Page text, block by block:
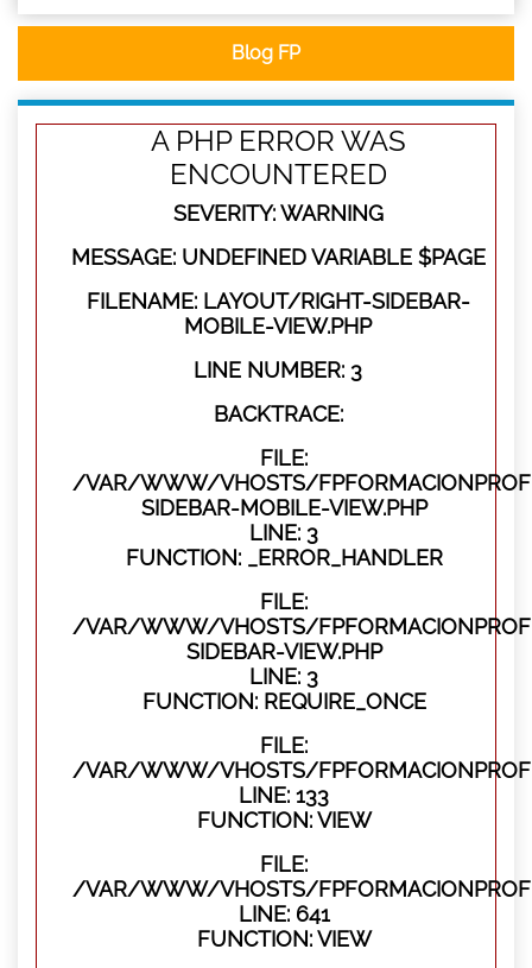
Blog FP
A PHP ERROR WAS
ENCOUNTERED
SEVERITY: WARNING
MESSAGE: UNDEFINED VARIABLE $PAGE
FILENAME: LAYOUT/RIGHT-SIDEBAR-
MOBILE-VIEW.PHP
LINE NUMBER: 3
BACKTRACE:
FILE:
/VAR/WWW/VHOSTS/
SIDEBAR-MOBILE-VIEW.PHP
LINE: 3
FUNCTION: _ERROR_HANDLER
FILE:
/VAR/WWW/VHOSTS/
SIDEBAR-VIEW.PHP
LINE: 3
FUNCTION: REQUIRE_ONCE
FILE:
/VAR/WWW/VHOSTS/
LINE: 133
FUNCTION: VIEW
FILE:
/VAR/WWW/VHOSTS/
LINE: 641
FUNCTION: VIEW